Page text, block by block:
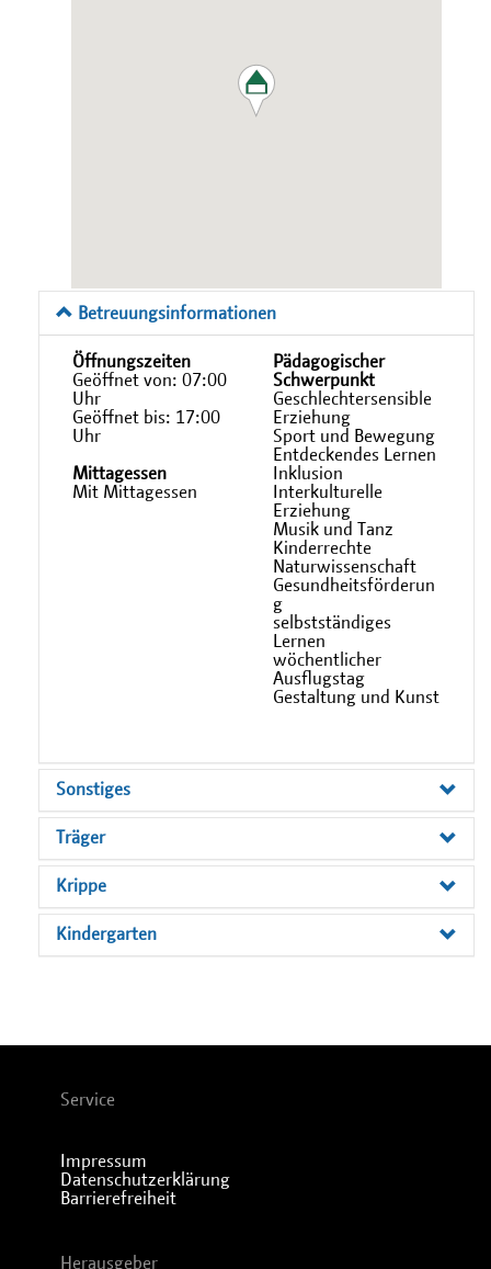
Betreuungsinformationen
Öffnungszeiten
Geöffnet von: 07:00
Uhr
Geöffnet bis: 17:00
Uhr
Mittagessen
Mit Mittagessen
Pädagogischer
Schwerpunkt
Geschlechtersensible
Erziehung
Sport und Bewegung
Entdeckendes Lernen
Inklusion
Interkulturelle
Erziehung
Musik und Tanz
Kinderrechte
Naturwissenschaft
Gesundheitsförderun
g
selbstständiges
Lernen
wöchentlicher
Ausflugstag
Gestaltung und Kunst
Sonstiges
Träger
Krippe
Kindergarten
Service
Impressum
Datenschutzerklärung
Barrierefreiheit
Herausgeber